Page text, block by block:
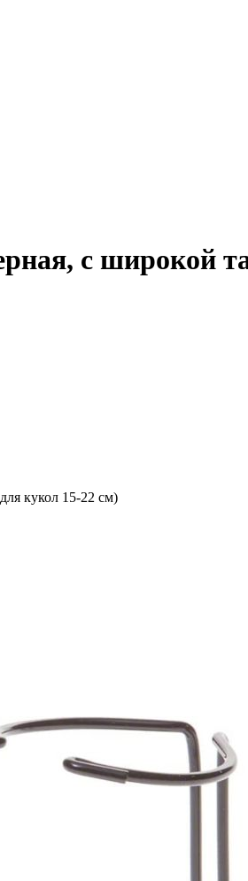
с широкой
кукол 15-22 см)